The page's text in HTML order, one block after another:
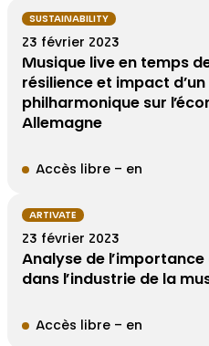
SUSTAINABILITY
23 février 2023
Musique live en temps
résilience et impact
philharmonique sur
Allemagne
Accès libre – en
ARTIVATE
23 février 2023
Analyse de l’importance
dans l’industrie de la
Accès libre – en